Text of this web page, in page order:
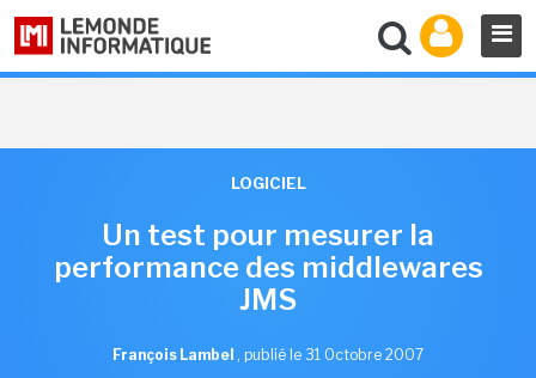
LOGICIEL
Un test pour mesurer la
performance des middlewares
JMS
François Lambel , publié le 31 Octobre 2007